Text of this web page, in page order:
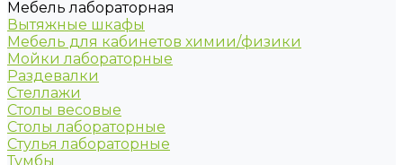
Мебель лабораторная
Вытяжные шкафы
Мебель для кабинетов химии/физики
Мойки лабораторные
Раздевалки
Стеллажи
Столы весовые
Столы лабораторные
Стулья лабораторные
Тумбы